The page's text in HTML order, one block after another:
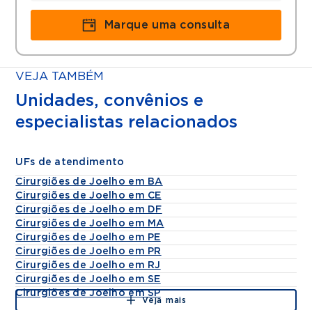
Marque uma consulta
VEJA TAMBÉM
Unidades, convênios e
especialistas relacionados
UFs de atendimento
Cirurgiões de Joelho em BA
Cirurgiões de Joelho em CE
Cirurgiões de Joelho em DF
Cirurgiões de Joelho em MA
Cirurgiões de Joelho em PE
Cirurgiões de Joelho em PR
Cirurgiões de Joelho em RJ
Cirurgiões de Joelho em SE
Cirurgiões de Joelho em SP
Veja mais